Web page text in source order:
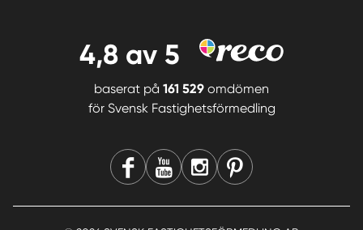
4,8 av 5
baserat på 161 529 omdömen
för Svensk Fastighetsförmedling